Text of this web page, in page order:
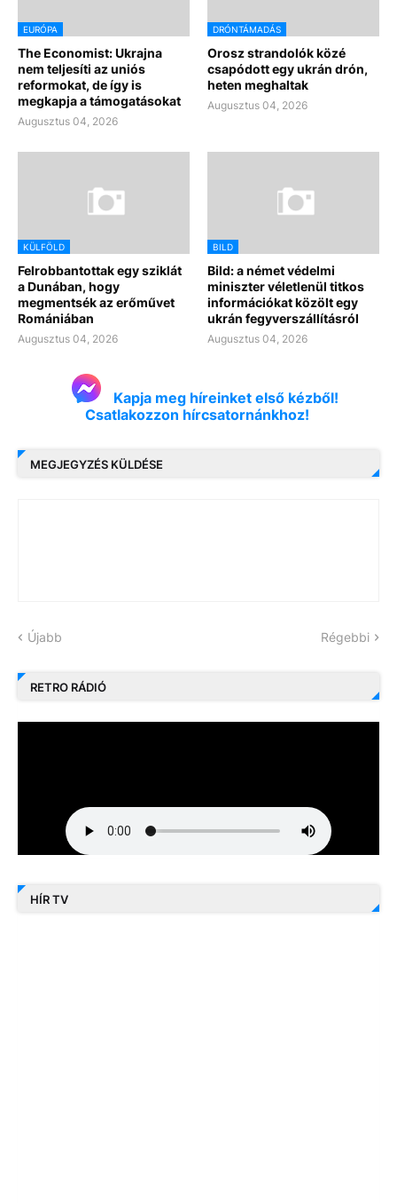
EURÓPA
The Economist: Ukrajna
nem teljesíti az uniós
reformokat, de így is
megkapja a támogatásokat
Augusztus 04, 2026
DRÓNTÁMADÁS
Orosz strandolók közé
csapódott egy ukrán drón,
heten meghaltak
Augusztus 04, 2026
KÜLFÖLD
Felrobbantottak egy sziklát
a Dunában, hogy
megmentsék az erőművet
Romániában
Augusztus 04, 2026
BILD
Bild: a német védelmi
miniszter véletlenül titkos
információkat közölt egy
ukrán fegyverszállításról
Augusztus 04, 2026
Kapja meg híreinket első kézből!
Csatlakozzon hírcsatornánkhoz!
MEGJEGYZÉS KÜLDÉSE
Újabb Régebbi
RETRO RÁDIÓ
HÍR TV